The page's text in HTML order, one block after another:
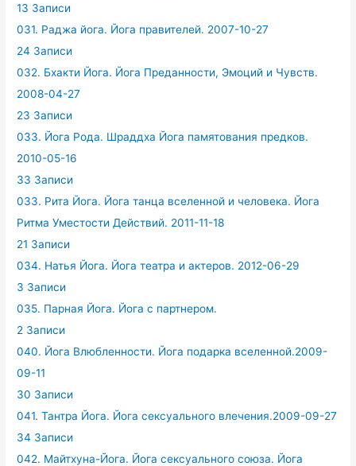
13 Записи
031. Раджа йога. Йога правителей. 2007-10-27
24 Записи
032. Бхакти Йога. Йога Преданности, Эмоций и Чувств.
2008-04-27
23 Записи
033. Йога Рода. Шраддха Йога памятования предков.
2010-05-16
33 Записи
033. Рита Йога. Йога танца вселенной и человека. Йога
Ритма Уместости Действий. 2011-11-18
21 Записи
034. Натья Йога. Йога театра и актеров. 2012-06-29
3 Записи
035. Парная Йога. Йога с партнером.
2 Записи
040. Йога Влюбленности. Йога подарка вселенной.2009-
09-11
30 Записи
041. Тантра Йога. Йога сексуального влечения.2009-09-27
34 Записи
042. Майтхуна-Йога. Йога сексуального союза. Йога